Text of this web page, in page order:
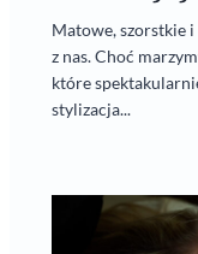
Matowe, szorstkie i
z nas. Choć
które
stylizacja...